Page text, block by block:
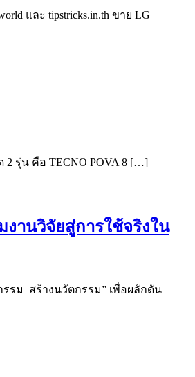
และ tipstricks.in.th ขาย LG
2 รุ่น คือ TECNO POVA 8 […]
งานวิจัยสู่การใช้จริงใน
รม–สร้างนวัตกรรม” เพื่อผลักดัน